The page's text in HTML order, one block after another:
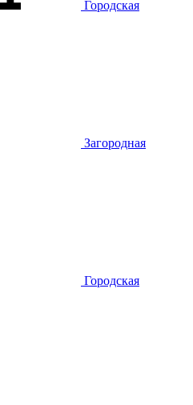
Городская
Загородная
Городская